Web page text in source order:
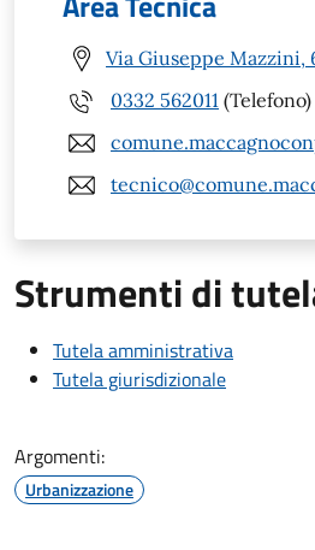
Via Giuseppe Mazzini,
0332 562011 (Telefono)
Strumenti di
Tutela amministrativa
Tutela giurisdizionale
Argomenti:
Urbanizzazione